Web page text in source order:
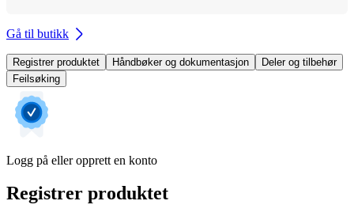
Gå til butikk
Registrer produktet Håndbøker og dokumentasjon
Deler og tilbehør
Feilsøking
Logg på eller opprett en konto
Registrer produktet